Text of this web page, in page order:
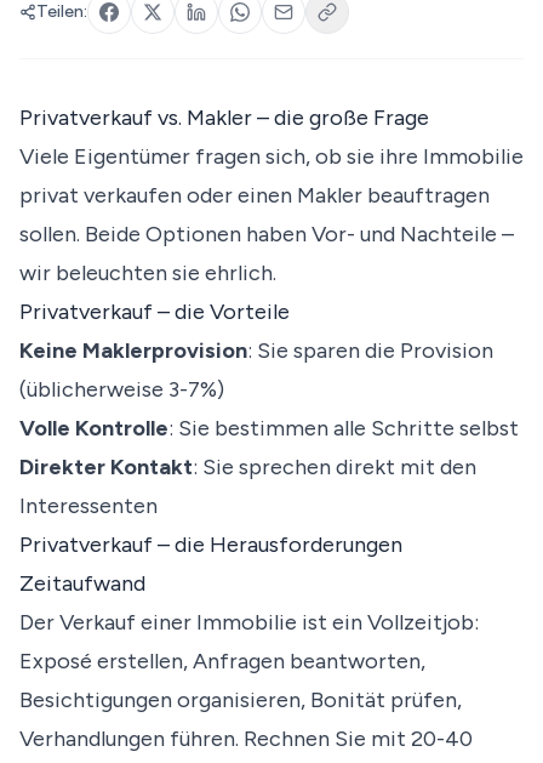
Teilen:
Privatverkauf vs. Makler – die große Frage
Viele Eigentümer fragen sich, ob sie ihre Immobilie
privat verkaufen oder einen Makler beauftragen
sollen. Beide Optionen haben Vor- und Nachteile –
wir beleuchten sie ehrlich.
Privatverkauf – die Vorteile
Keine Maklerprovision: Sie sparen die Provision
(üblicherweise 3-7%)
Volle Kontrolle: Sie bestimmen alle Schritte selbst
Direkter Kontakt: Sie sprechen direkt mit den
Interessenten
Privatverkauf – die Herausforderungen
Zeitaufwand
Der Verkauf einer Immobilie ist ein Vollzeitjob:
Exposé erstellen, Anfragen beantworten,
Besichtigungen organisieren, Bonität prüfen,
Verhandlungen führen. Rechnen Sie mit 20-40